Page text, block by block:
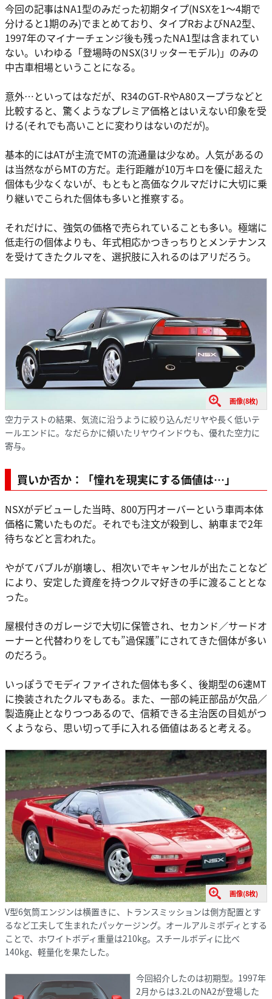
今回の記事はNA1型のみだった初期タイプ(NSXを1〜4期で
分けると1期のみ)でまとめており、タイプRおよびNA2型、
1997年のマイナーチェンジ後も残ったNA1型は含まれてい
ない。いわゆる「登場時のNSX(3リッターモデル)」のみの
中古車相場ということになる。
意外…といってはなだが、R34のGT-RやA80スープラなどと
比較すると、驚くようなプレミア価格とはいえない印象を受
ける(それでも高いことに変わりはないのだが)。
基本的にはATが主流でMTの流通量は少なめ。人気があるの
は当然ながらMTの方だ。走行距離が10万キロを優に超えた
個体も少なくないが、もともと高価なクルマだけに大切に乗
り継いでこられた個体も多いと推察する。
それだけに、強気の価格で売られていることも多い。極端に
低走行の個体よりも、年式相応かつきっちりとメンテナンス
を受けてきたクルマを、選択肢に入れるのはアリだろう。
画像(8枚)
空力テストの結果、気流に沿うように絞り込んだリヤや長く低いテ
ールエンドに。なだらかに傾いたリヤウインドウも、優れた空力に
寄与。
買いか否か：「憧れを現実にする価値は…」
NSXがデビューした当時、800万円オーバーという車両本体
価格に驚いたものだ。それでも注文が殺到し、納車まで2年
待ちなどと言われた。
やがてバブルが崩壊し、相次いでキャンセルが出たことなど
により、安定した資産を持つクルマ好きの手に渡ることとな
った。
屋根付きのガレージで大切に保管され、セカンド／サードオ
ーナーと代替わりをしても”過保護”にされてきた個体が多い
のだろう。
いっぽうでモディファイされた個体も多く、後期型の6速MT
に換装されたクルマもある。また、一部の純正部品が欠品／
製造廃止となりつつあるので、信頼できる主治医の目処がつ
くようなら、思い切って手に入れる価値はあると考える。
画像(8枚)
V型6気筒エンジンは横置きに、トランスミッションは側方配置とす
るなど工夫して生まれたパッケージング。オールアルミボディとする
ことで、ホワイトボディ重量は210kg。スチールボディに比べ
140kg、軽量化を果たした。
今回紹介したのは初期型。1997年
2月からは3.2LのNA2が登場した